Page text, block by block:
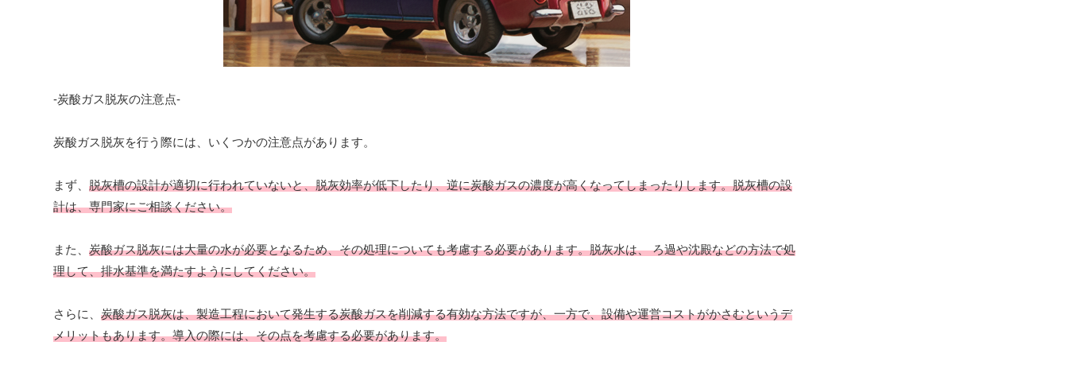
-炭酸ガス脱灰の注意点-
炭酸ガス脱灰を行う際には、いくつかの注意点があります。
まず、 脱灰槽の設計が適切に行われていないと、脱灰効率が低下したり、逆に炭酸ガスの濃度が高くなってしまったりします。脱灰槽の設
計は、専門家にご相談ください。
また、 炭酸ガス脱灰には大量の水が必要となるため、その処理についても考慮する必要があります。脱灰水は、 ろ過や沈殿などの方法で処
理して、排水基準を満たすようにしてください。
さらに、 炭酸ガス脱灰は、製造工程において発生する炭酸ガスを削減する有効な方法ですが、一方で、設備や運営コストがかさむというデ
メリットもあります。導入の際には、その点を考慮する必要があります。